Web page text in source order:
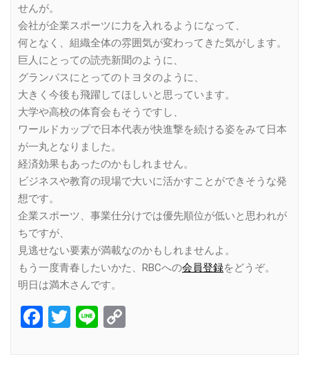
せんが。
会社が企業スポーツに力を入れるようになって、
何となく、組織全体の雰囲気が変わってきた気がします。
巨人にとっての読売新聞のように、
グランパスにとってのトヨタのように、
大きく今後も飛躍してほしいと思っています。
大学や高校の体育会もそうですし、
ワールドカップで日本代表が快進撃を続ける姿をみて日本
が一丸となりました。
経済効果もあったのかもしれません。
ビジネスや教育の現場で大いに活かすことができそうな発
想です。
企業スポーツ、事業仕分けでは優先順位が低いと思われが
ちですが、
見逃せない要素が満載なのかもしれませんよ。
もう一度青春したいかた、RBCへの会員登録をどうぞ。
明日は満木さんです。
Facebook
Twitter
Line